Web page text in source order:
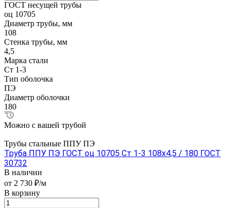
ГОСТ несущей трубы
оц 10705
Диаметр трубы, мм
108
Стенка трубы, мм
4,5
Марка стали
Ст 1-3
Тип оболочка
ПЭ
Диаметр оболочки
180
Можно с вашей трубой
Трубы стальные ППУ ПЭ
Труба ППУ ПЭ ГОСТ оц 10705 Ст 1-3 108x4,5 / 180 ГОСТ
30732
В наличии
от 2 730 ₽/м
В корзину